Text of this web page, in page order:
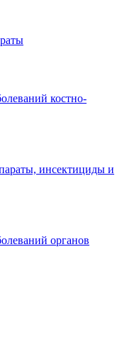
костно-
инсектициды и
органов